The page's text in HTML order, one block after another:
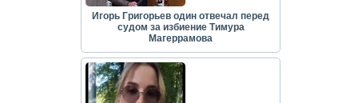
Игорь Григорьев один отвечал перед
судом за избиение Тимура
Магеррамова